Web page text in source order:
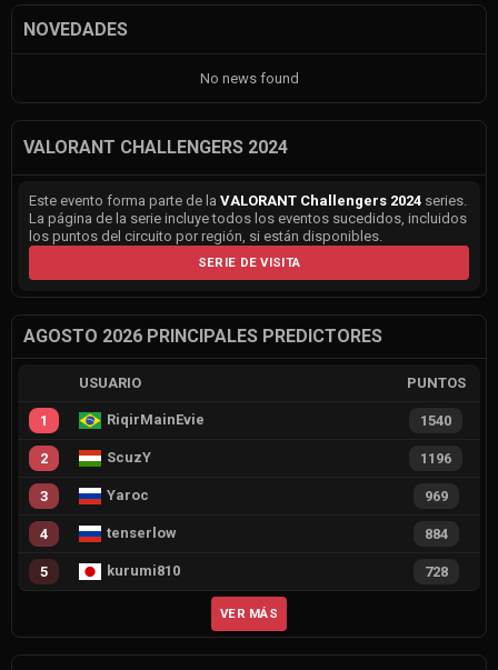
NOVEDADES
No news found
VALORANT CHALLENGERS 2024
Este evento forma parte de la VALORANT Challengers 2024 series.
La página de la serie incluye todos los eventos sucedidos, incluidos
los puntos del circuito por región, si están disponibles.
SERIE DE VISITA
AGOSTO 2026 PRINCIPALES PREDICTORES
USUARIO PUNTOS
1 RiqirMainEvie 1540
2 ScuzY 1196
3 Yaroc 969
4 tenserlow 884
5 kurumi810 728
VER MÁS